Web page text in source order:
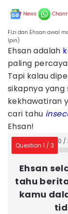
News
Fizi dan Ehsan awal
Ipin)
Ehsan adalah
paling
Tapi kalau
sikapnya
kekhawatiran
cari tahu
Ehsan!
Question 1 / 3
0 /
Ehsan
tahu
kamu